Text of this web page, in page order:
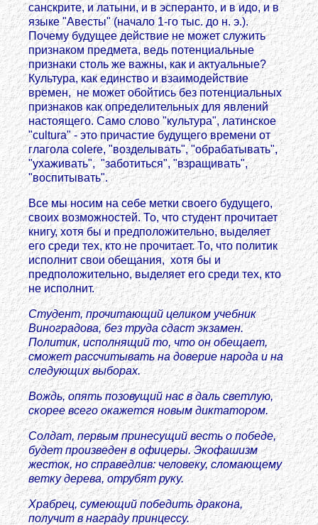
санскрите, и латыни, и в эсперанто, и в идо, и в
языке "Авесты" (начало 1-го тыс. до н. э.).
Почему будущее действие не может служить
признаком предмета, ведь потенциальные
признаки столь же важны, как и актуальные?
Культура, как единство и взаимодействие
времен, не может обойтись без потенциальных
признаков как определительных для явлений
настоящего. Само слово "культура", латинское
"cultura" - это причастие будущего времени от
глагола colere, "возделывать", "обрабатывать",
"ухаживать", "заботиться", "взращивать",
"воспитывать".
Все мы носим на себе метки своего будущего,
своих возможностей. То, что студент прочитает
книгу, хотя бы и предположительно, выделяет
его среди тех, кто не прочитает. То, что политик
исполнит свои обещания, хотя бы и
предположительно, выделяет его среди тех, кто
не исполнит.
Студент, прочитающий целиком учебник
Виноградова, без труда сдаст экзамен.
Политик, исполнящий то, что он обещает,
сможет рассчитывать на доверие народа и на
следующих выборах.
Вождь, опять позовущий нас в даль светлую,
скорее всего окажется новым диктатором.
Солдат, первым принесущий весть о победе,
будет произведен в офицеры. Экофашизм
жесток, но справедлив: человеку, сломающему
ветку дерева, отрубят руку.
Храбрец, сумеющий победить дракона,
получит в награду принцессу.